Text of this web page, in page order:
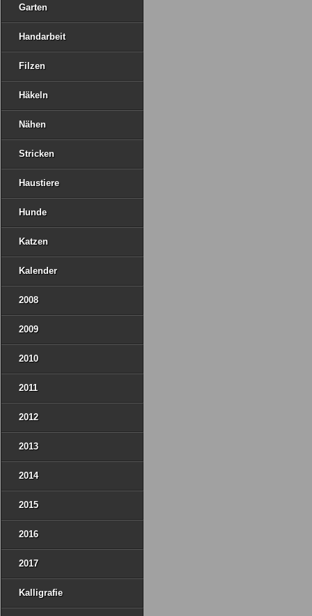
Garten
Handarbeit
Filzen
Häkeln
Nähen
Stricken
Haustiere
Hunde
Katzen
Kalender
2008
2009
2010
2011
2012
2013
2014
2015
2016
2017
Kalligrafie